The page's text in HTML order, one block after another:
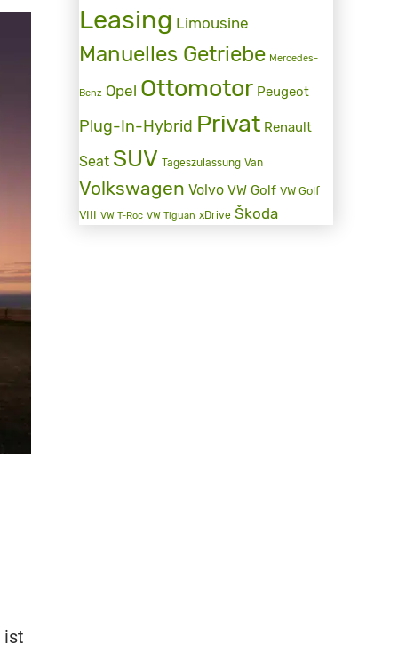
ist
Leasing Limousine
Manuelles Getriebe Mercedes-
Benz Opel Ottomotor Peugeot
Plug-In-Hybrid Privat Renault
Seat SUV Tageszulassung Van
Volkswagen Volvo VW Golf VW Golf
VIII VW T-Roc VW Tiguan xDrive Škoda